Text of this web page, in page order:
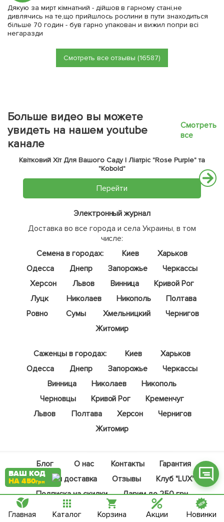
Дякую за мирт кімнатний - дійшов в гарному стані,не
дивлячись на те,що прийшлось рослини в пути знаходиться
більше 70 годин - був гарно упакован и вижил попри всі
негаразди
Смотреть все отзывы (16587)
Больше видео вы можете
увидеть на нашем youtube
канале
Смотреть
все
Квітковий Хіт Для Вашого Саду | Ліатріс "Rose Purple" та
"Kobold"
Перейти
Электронный журнал
Доставка во все города и села Украины, в том
числе:
Семена в городах:
Киев
Харьков
Одесса
Днепр Запорожье
Черкассы
Херсон
Львов Винница
Кривой Рог
Луцк
Николаев Никополь
Полтава
Ровно
Сумы Хмельницкий
Чернигов
Житомир
Саженцы в городах: Киев
Харьков
Одесса
Днепр Запорожье
Черкассы
Винница
Николаев
Никополь
Черновцы
Кривой Рог
Кременчуг
Львов
Полтава Херсон
Чернигов
Житомир
Блог О нас Контакты
Гарантия
Оплата и доставка
Отзывы
Клуб "LUX"
Подписка на скидки
Дарим до 250 грн
Средства защиты Kartal
Помощь
Фейсбук
Телеграм
Інстаграм
ВАШ КОД
НА 450грн
Главная Каталог Корзина Акции Новинки